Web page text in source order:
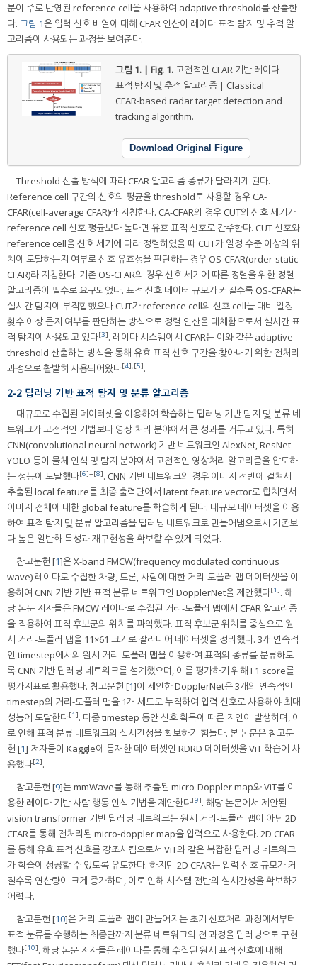
분이 주로 반영된 reference cell을 사용하여 adaptive threshold를 산출한
다. 그림 1은 입력 신호 배열에 대해 CFAR 연산이 레이다 표적 탐지 및 추적 알
고리즘에 사용되는 과정을 보여준다.
그림 1. | Fig. 1.고전적인 CFAR 기반 레이다
표적 탐지 및 추적 알고리즘 | Classical
CFAR-based radar target detection and
tracking algorithm.
Download Original Figure
Threshold 산출 방식에 따라 CFAR 알고리즘 종류가 달라지게 된다.
Reference cell 구간의 신호의 평균을 threshold로 사용할 경우 CA-
CFAR(cell-average CFAR)라 지칭한다. CA-CFAR의 경우 CUT의 신호 세기가
reference cell 신호 평균보다 높다면 유효 표적 신호로 간주한다. CUT 신호와
reference cell을 신호 세기에 따라 정렬하였을 때 CUT가 일정 수준 이상의 위
치에 도달하는지 여부로 신호 유효성을 판단하는 경우 OS-CFAR(order-static
CFAR)라 지칭한다. 기존 OS-CFAR의 경우 신호 세기에 따른 정렬을 위한 정렬
알고리즘이 필수로 요구되었다. 표적 신호 데이터 규모가 커질수록 OS-CFAR는
실시간 탐지에 부적합했으나 CUT가 reference cell의 신호 cell들 대비 일정
횟수 이상 큰지 여부를 판단하는 방식으로 정렬 연산을 대체함으로서 실시간 표
적 탐지에 사용되고 있다[3]. 레이다 시스템에서 CFAR는 이와 같은 adaptive
threshold 산출하는 방식을 통해 유효 표적 신호 구간을 찾아내기 위한 전처리
과정으로 활발히 사용되어왔다[4],[5].
2-2 딥러닝 기반 표적 탐지 및 분류 알고리즘
대규모로 수집된 데이터셋을 이용하여 학습하는 딥러닝 기반 탐지 및 분류 네
트워크가 고전적인 기법보다 영상 처리 분야에서 큰 성과를 거두고 있다. 특히
CNN(convolutional neural network) 기반 네트워크인 AlexNet, ResNet
YOLO 등이 물체 인식 및 탐지 분야에서 고전적인 영상처리 알고리즘을 압도하
는 성능에 도달했다[6]~[8]. CNN 기반 네트워크의 경우 이미지 전반에 걸쳐서
추출된 local feature를 최종 출력단에서 latent feature vector로 합치면서
이미지 전체에 대한 global feature를 학습하게 된다. 대규모 데이터셋을 이용
하여 표적 탐지 및 분류 알고리즘을 딥러닝 네트워크로 만들어냄으로서 기존보
다 높은 일반화 특성과 재구현성을 확보할 수 있게 되었다.
참고문헌 [1]은 X-band FMCW(frequency modulated continuous
wave) 레이다로 수집한 차량, 드론, 사람에 대한 거리-도플러 맵 데이터셋을 이
용하여 CNN 기반 기반 표적 분류 네트워크인 DopplerNet을 제안했다[1]. 해
당 논문 저자들은 FMCW 레이다로 수집된 거리-도플러 맵에서 CFAR 알고리즘
을 적용하여 표적 후보군의 위치를 파악했다. 표적 후보군 위치를 중심으로 원
시 거리-도플러 맵을 11×61 크기로 잘라내어 데이터셋을 정리했다. 3개 연속적
인 timestep에서의 원시 거리-도플러 맵을 이용하여 표적의 종류를 분류하도
록 CNN 기반 딥러닝 네트워크를 설계했으며, 이를 평가하기 위해 F1 score를
평가지표로 활용했다. 참고문헌 [1]이 제안한 DopplerNet은 3개의 연속적인
timestep의 거리-도플러 맵을 1개 세트로 누적하여 입력 신호로 사용해야 최대
성능에 도달한다[1]. 다중 timestep 동안 신호 획득에 따른 지연이 발생하며, 이
로 인해 표적 분류 네트워크의 실시간성을 확보하기 힘들다. 본 논문은 참고문
헌 [1] 저자들이 Kaggle에 등재한 데이터셋인 RDRD 데이터셋을 ViT 학습에 사
용했다[2].
참고문헌 [9]는 mmWave를 통해 추출된 micro-Doppler map와 ViT를 이
용한 레이다 기반 사람 행동 인식 기법을 제안한다[9]. 해당 논문에서 제안된
vision transformer 기반 딥러닝 네트워크는 원시 거리-도플러 맵이 아닌 2D
CFAR를 통해 전처리된 micro-doppler map을 입력으로 사용한다. 2D CFAR
를 통해 유효 표적 신호를 강조시킴으로서 ViT와 같은 복잡한 딥러닝 네트워크
가 학습에 성공할 수 있도록 유도한다. 하지만 2D CFAR는 입력 신호 규모가 커
질수록 연산량이 크게 증가하며, 이로 인해 시스템 전반의 실시간성을 확보하기
어렵다.
참고문헌 [10]은 거리-도플러 맵이 만들어지는 초기 신호처리 과정에서부터
표적 분류를 수행하는 최종단까지 분류 네트워크의 전 과정을 딥러닝으로 구현
했다[10]. 해당 논문 저자들은 레이다를 통해 수집된 원시 표적 신호에 대해